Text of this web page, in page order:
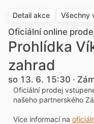
Detail akce Všechny
Oficiální online
Prohlídka
zahrad
so 13. 6. 15:30 ·
Oficiální prodej
našeho partnerského
Více informací na